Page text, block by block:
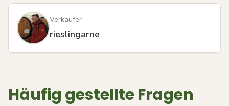
Verkäufer
rieslingarne
Häufig gestellte Fragen